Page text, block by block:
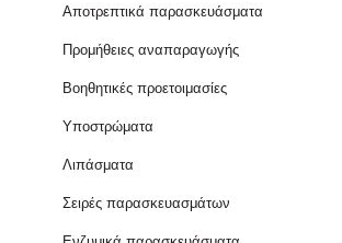
Αποτρεπτικά παρασκευάσματα
Προμήθειες αναπαραγωγής
Βοηθητικές προετοιμασίες
Υποστρώματα
Λιπάσματα
Σειρές παρασκευασμάτων